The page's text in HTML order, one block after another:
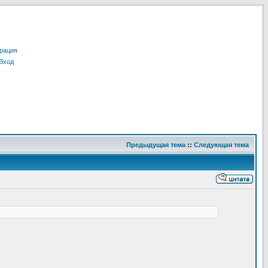
Предыдущая тема :: Следующая тема